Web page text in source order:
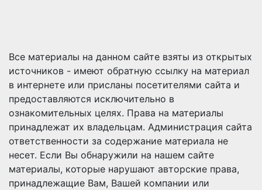
Все материалы на данном сайте взяты из открытых
источников - имеют обратную ссылку на материал
в интернете или присланы посетителями сайта и
предоставляются исключительно в
ознакомительных целях. Права на материалы
принадлежат их владельцам. Администрация сайта
ответственности за содержание материала не
несет. Если Вы обнаружили на нашем сайте
материалы, которые нарушают авторские права,
принадлежащие Вам, Вашей компании или